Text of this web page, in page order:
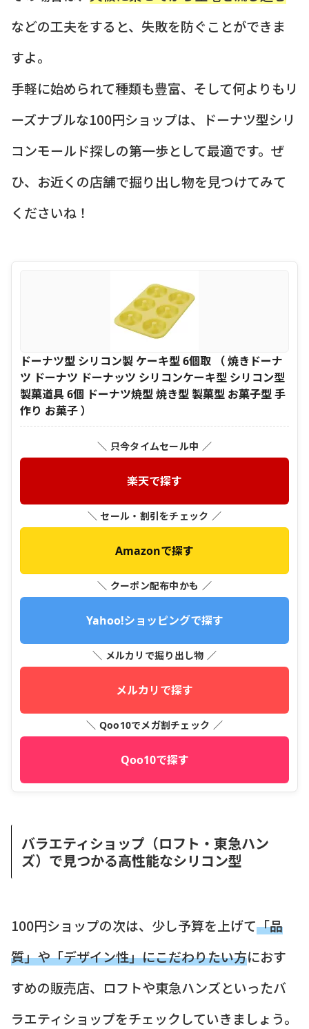
などの工夫をすると、失敗を防ぐことができま
すよ。
手軽に始められて種類も豊富、そして何よりもリ
ーズナブルな100円ショップは、ドーナツ型シリ
コンモールド探しの第一歩として最適です。ぜ
ひ、お近くの店舗で掘り出し物を見つけてみて
くださいね！
ドーナツ型 シリコン製 ケーキ型 6個取 （ 焼きドーナ
ツ ドーナツ ドーナッツ シリコンケーキ型 シリコン型
製菓道具 6個 ドーナツ焼型 焼き型 製菓型 お菓子型 手
作り お菓子 ）
＼ 只今タイムセール中 ／
楽天で探す
＼ セール・割引をチェック ／
Amazonで探す
＼ クーポン配布中かも ／
Yahoo!ショッピングで探す
＼ メルカリで掘り出し物 ／
メルカリで探す
＼ Qoo10でメガ割チェック ／
Qoo10で探す
バラエティショップ（ロフト・東急ハン
ズ）で見つかる高性能なシリコン型
100円ショップの次は、少し予算を上げて「品
質」や「デザイン性」にこだわりたい方におす
すめの販売店、ロフトや東急ハンズといったバ
ラエティショップをチェックしていきましょう。